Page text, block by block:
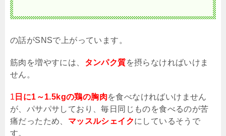
の話がSNSで上がっています。
筋肉を増やすには、 タンパク質を摂らなければいけま
せん。
1 日に1～1.5kgの鶏の胸肉を食べなければいけません
が、パサパサしており、毎日同じものを食べるのが苦
痛だったため、 マッスルシェイクにしているそうで
す。